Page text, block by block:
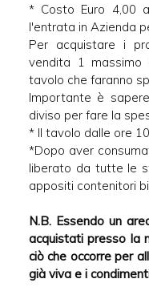
* Costo Euro 4,00
l'entrata in Azienda
Per acquistare i
vendita 1 massimo
tavolo che faranno
Importante è
diviso per fare la
* Il tavolo dalle ore
*Dopo aver
liberato da tutte le
appositi contenitori
N.B. Essendo un
acquistati presso la
ciò che occorre per
già viva e i